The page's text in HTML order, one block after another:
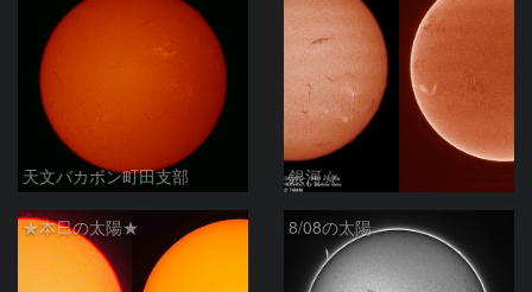
天文バカボン町田支部 銀河☆
★本日の太陽★ 8/08の太陽